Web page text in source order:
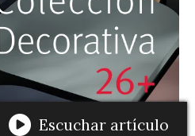
Escuchar artículo